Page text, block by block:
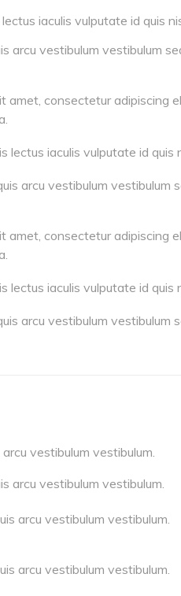
iaculis vulputate id quis
arcu vestibulum vestibulum
amet, consectetur adipiscing
lectus iaculis vulputate id quis
arcu vestibulum vestibulum
amet, consectetur adipiscing
lectus iaculis vulputate id quis
arcu vestibulum vestibulum
vestibulum vestibulum.
arcu vestibulum vestibulum.
arcu vestibulum vestibulum.
arcu vestibulum vestibulum.